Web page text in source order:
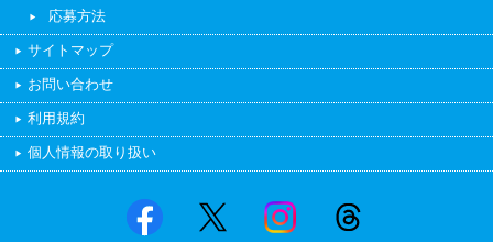
応募方法
サイトマップ
お問い合わせ
利用規約
個人情報の取り扱い